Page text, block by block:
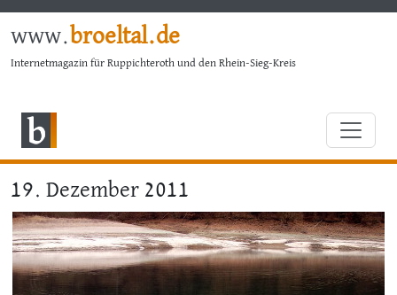
www.broeltal.de
Internetmagazin für Ruppichteroth und den Rhein-Sieg-Kreis
19. Dezember 2011